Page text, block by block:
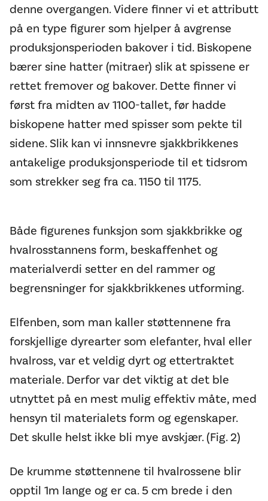
denne overgangen. Videre finner vi et attributt
på en type figurer som hjelper å avgrense
produksjonsperioden bakover i tid. Biskopene
bærer sine hatter (mitraer) slik at spissene er
rettet fremover og bakover. Dette finner vi
først fra midten av 1100-tallet, før hadde
biskopene hatter med spisser som pekte til
sidene. Slik kan vi innsnevre sjakkbrikkenes
antakelige produksjonsperiode til et tidsrom
som strekker seg fra ca. 1150 til 1175.
Både figurenes funksjon som sjakkbrikke og
hvalrosstannens form, beskaffenhet og
materialverdi setter en del rammer og
begrensninger for sjakkbrikkenes utforming.
Elfenben, som man kaller støttennene fra
forskjellige dyrearter som elefanter, hval eller
hvalross, var et veldig dyrt og ettertraktet
materiale. Derfor var det viktig at det ble
utnyttet på en mest mulig effektiv måte, med
hensyn til materialets form og egenskaper.
Det skulle helst ikke bli mye avskjær. (Fig. 2)
De krumme støttennene til hvalrossene blir
opptil 1m lange og er ca. 5 cm brede i den